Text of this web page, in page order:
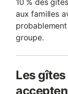
10 % des
aux familles
groupe.
Les